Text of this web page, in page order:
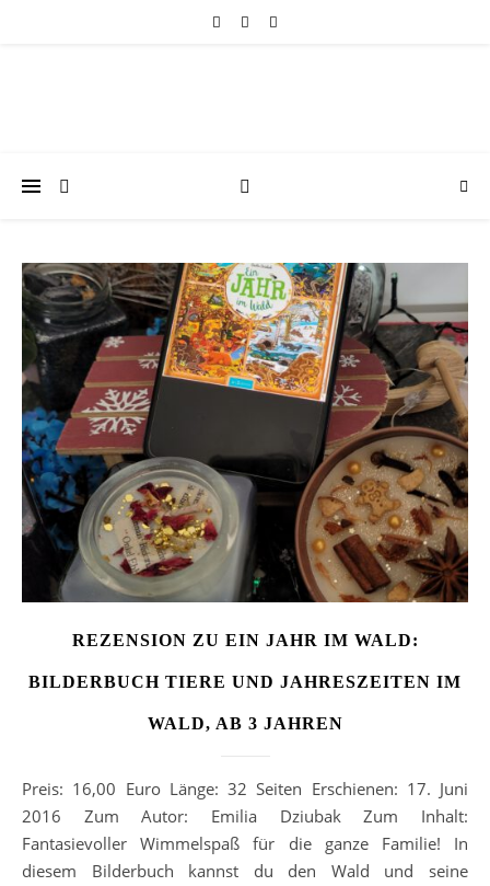
REZENSION ZU EIN JAHR IM WALD:
BILDERBUCH TIERE UND JAHRESZEITEN IM
WALD, AB 3 JAHREN
Preis: 16,00 Euro Länge: 32 Seiten Erschienen: 17. Juni
2016 Zum Autor: Emilia Dziubak Zum Inhalt:
Fantasievoller Wimmelspaß für die ganze Familie! In
diesem Bilderbuch kannst du den Wald und seine